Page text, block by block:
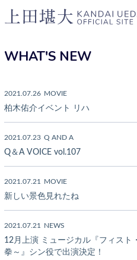
WHAT'S NEW
2021.07.26 MOVIE
柏木佑介イベント リハ
2021.07.23 Q AND A
Q＆A VOICE vol.107
2021.07.21 MOVIE
新しい景色見れたね
2021.07.21 NEWS
12月上演 ミュージカル『フィスト
拳～』シン役で出演決定！